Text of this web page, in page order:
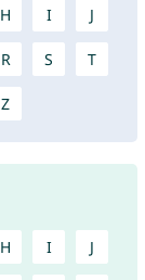
H I J
R S T
Z
H I J